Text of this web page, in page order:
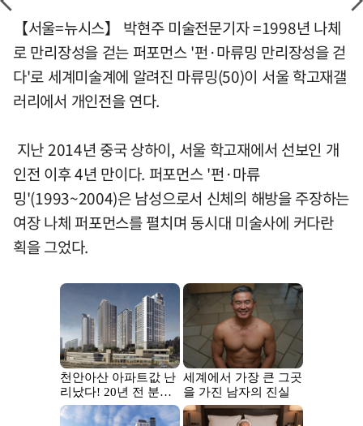
【서울=뉴시스】 박현주 미술전문기자 =1998년 나체
로 만리장성을 걷는 퍼포먼스 '펀·마류밍 만리장성을 걷
다'로 세계미술계에 알려진 마류밍(50)이 서울 학고재갤
러리에서 개인전을 연다.
지난 2014년 중국 상하이, 서울 학고재에서 선보인 개
인전 이후 4년 만이다. 퍼포먼스 '펀·마류
밍'(1993~2004)은 남성으로서 신체의 해방을 주장하는
여장 나체 퍼포먼스를 펼치며 동시대 미술사에 커다란
획을 그었다.